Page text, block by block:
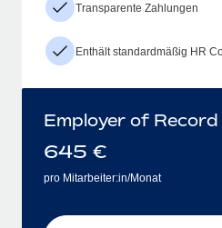
Transparente Zahlungen
Enthält standardmäßig HR
Employer of Record
645 €
pro Mitarbeiter:in/Monat